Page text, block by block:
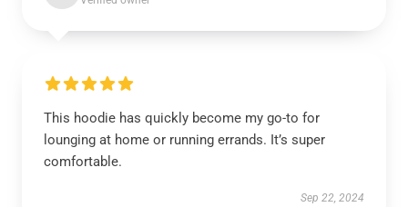
This hoodie has quickly become my go-to for
lounging at home or running errands. It’s super
comfortable.
Sep 22, 2024